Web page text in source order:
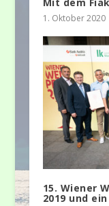
1. Oktober 2020
15. Wiener
2019 und